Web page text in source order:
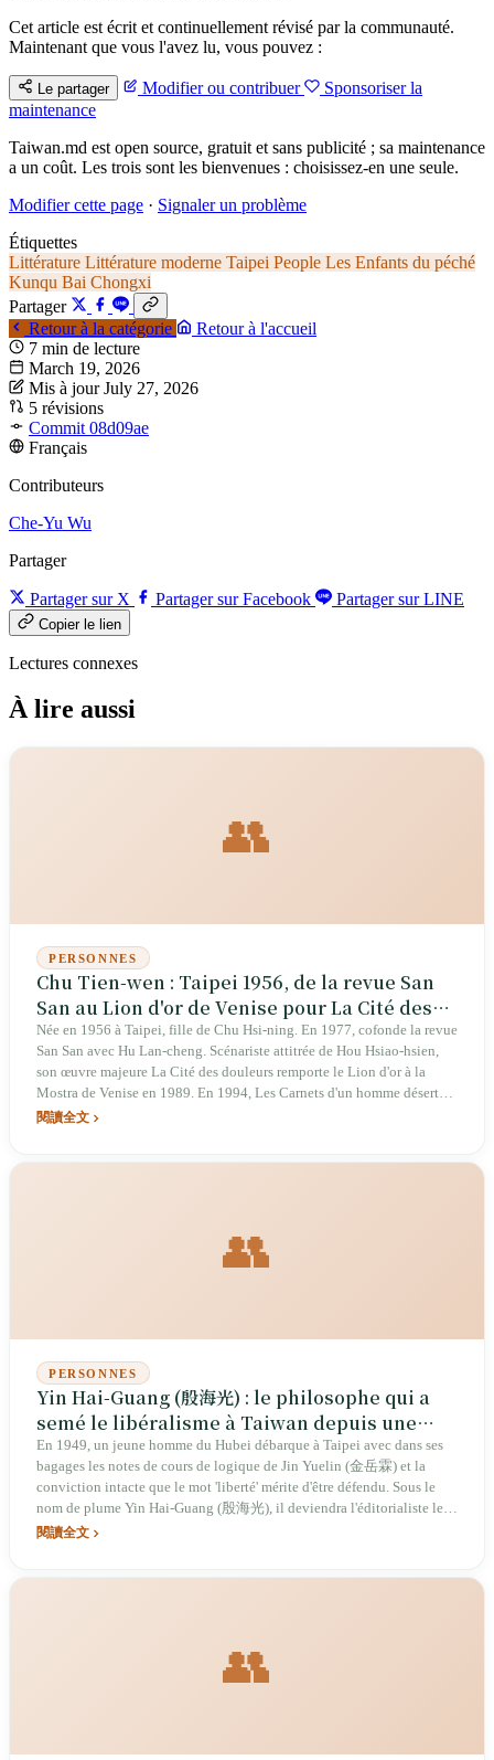
Cet article est écrit et continuellement révisé par la communauté.
Maintenant que vous l'avez lu, vous pouvez :
Le partager Modifier ou contribuer
Sponsoriser la
maintenance
Taiwan.md est open source, gratuit et sans publicité ; sa maintenance
a un coût. Les trois sont les bienvenues : choisissez-en une seule.
Modifier cette page · Signaler un problème
Étiquettes
Littérature Littérature moderne Taipei People Les Enfants du péché
Kunqu Bai Chongxi
Partager
Retour à la catégorie
Retour à l'accueil
7 min de lecture
March 19, 2026
Mis à jour July 27, 2026
5 révisions
Commit 08d09ae
Français
Contributeurs
Che-Yu Wu
Partager
Partager sur X Partager sur Facebook Partager sur LINE
Copier le lien
Lectures connexes
À lire aussi
👥
PERSONNES
Chu Tien-wen : Taipei 1956, de la revue San
San au Lion d'or de Venise pour La Cité des
douleurs
Née en 1956 à Taipei, fille de Chu Hsi-ning. En 1977, cofonde la revue
San San avec Hu Lan-cheng. Scénariste attitrée de Hou Hsiao-hsien,
son œuvre majeure La Cité des douleurs remporte le Lion d'or à la
Mostra de Venise en 1989. En 1994, Les Carnets d'un homme déserté
obtient le premier prix du roman au China Times Literary Award.
閱讀全文
👥
PERSONNES
Yin Hai-Guang (殷海光) : le philosophe qui a
semé le libéralisme à Taiwan depuis une
ruelle de la rue Wenzhou
En 1949, un jeune homme du Hubei débarque à Taipei avec dans ses
bagages les notes de cours de logique de Jin Yuelin (金岳霖) et la
conviction intacte que le mot 'liberté' mérite d'être défendu. Sous le
nom de plume Yin Hai-Guang (殷海光), il deviendra l'éditorialiste le
plus craint du Kuomintang au sein de Free China (《自由中國》), puis
閱讀全文
👥